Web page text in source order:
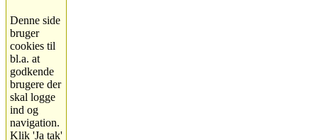
Denne side
bruger
cookies til
bl.a. at
godkende
brugere der
skal logge
ind og
navigation.
Klik 'Ja tak'